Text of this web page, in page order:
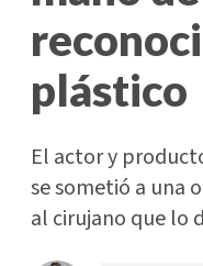
plástico
El actor y
se sometió a una
al cirujano que lo